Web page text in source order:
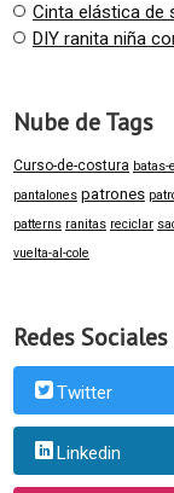
Cinta elástica de
DIY ranita niña
Nube de Tags
Curso-de-costura batas-
pantalones patrones
patterns ranitas reciclar
vuelta-al-cole
Redes Sociales
Twitter
Linkedin